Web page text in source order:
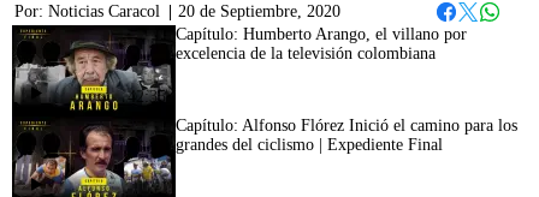
Por: Noticias Caracol
20 de Septiembre, 2020
Facebook
Twitter
42:35
Capítulo: Humberto Arango, el villano por
excelencia de la televisión colombiana
Capítulo: Alfonso Flórez Inició el camino para los
grandes del ciclismo | Expediente Final